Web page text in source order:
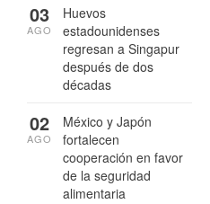
Huevos
estadounidenses
regresan a Singapur
después de dos
décadas
03
AGO
México y Japón
fortalecen
cooperación en favor
de la seguridad
alimentaria
02
AGO